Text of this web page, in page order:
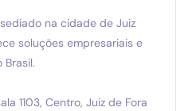
na cidade de Juiz
soluções empresariais e
1103, Centro, Juiz de Fora